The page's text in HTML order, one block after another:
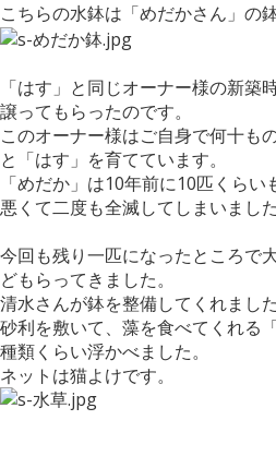
こちらの水鉢は「めだかさん」の鉢
「はす」と同じオーナー様の新築
譲ってもらったのです。
このオーナー様はご自身で何十も
と「はす」を育てています。
「めだか」は10年前に10匹くら
悪くて二度も全滅してしまいました
今回も残り一匹になったところで
どもらってきました。
清水さんが鉢を整備してくれました
砂利を敷いて、藻を食べてくれる
種類くらい浮かべました。
ネットは猫よけです。